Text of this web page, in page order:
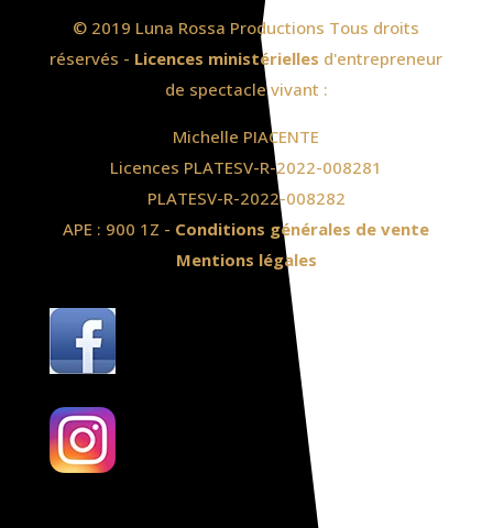
© 2019 Luna Rossa Productions Tous droits
réservés - Licences ministérielles d'entrepreneur
de spectacle vivant :
Michelle PIACENTE
Licences PLATESV-R-2022-008281
PLATESV-R-2022-008282
APE : 900 1Z - Conditions générales de vente
Mentions légales